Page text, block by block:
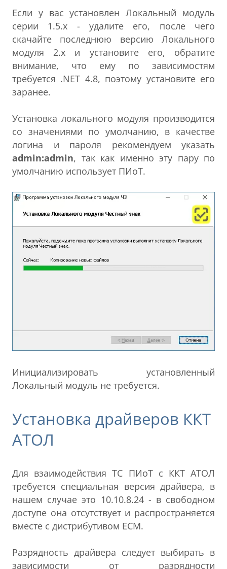
Если у вас установлен Локальный модуль
серии 1.5.х - удалите его, после чего
скачайте последнюю версию Локального
модуля 2.х и установите его, обратите
внимание, что ему по зависимостям
требуется .NET 4.8, поэтому установите его
заранее.
Установка локального модуля производится
со значениями по умолчанию, в качестве
логина и пароля рекомендуем указать
admin:admin, так как именно эту пару по
умолчанию использует ПИоТ.
Инициализировать установленный
Локальный модуль не требуется.
Установка драйверов ККТ
АТОЛ
Для взаимодействия ТС ПИоТ с ККТ АТОЛ
требуется специальная версия драйвера, в
нашем случае это 10.10.8.24 - в свободном
доступе она отсутствует и распространяется
вместе с дистрибутивом ЕСМ.
Разрядность драйвера следует выбирать в
зависимости от разрядности